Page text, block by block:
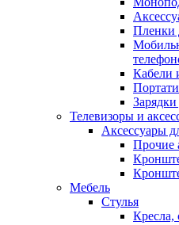
Пленки
Кабели
Телевизоры и
Аксессуары
Прочие
Мебель
Стулья
Кресла,